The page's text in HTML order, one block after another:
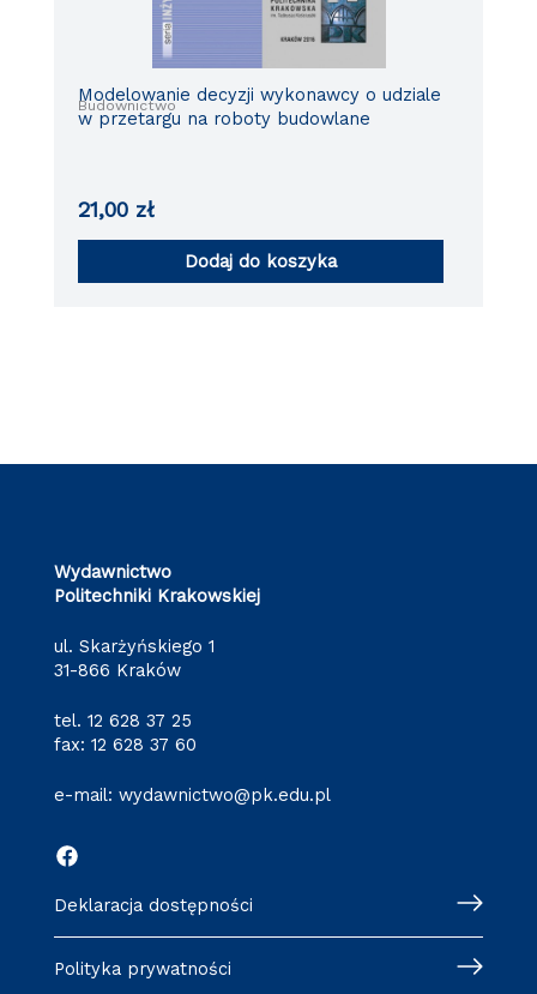
Budownictwo
Modelowanie decyzji wykonawcy o udziale
w przetargu na roboty budowlane
21,00 zł
Dodaj do koszyka
Wydawnictwo
Politechniki Krakowskiej
ul. Skarżyńskiego 1
31-866 Kraków
tel. 12 628 37 25
fax: 12 628 37 60
e-mail: wydawnictwo@pk.edu.pl
Deklaracja dostępności
Polityka prywatności